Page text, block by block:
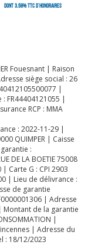
dont 3.58% TTC d'honoraires
Fouesnant | Raison
siège social : 26
|
: FR44404121055 |
RCP : MMA
: 2022-11-29 |
QUIMPER | Caisse
:
DE LA BOETIE 75008
Carte G : CPI 2903
| Lieu de délivrance :
de garantie
| Adresse
Montant de la garantie
|
| Adresse du
: 18/12/2023